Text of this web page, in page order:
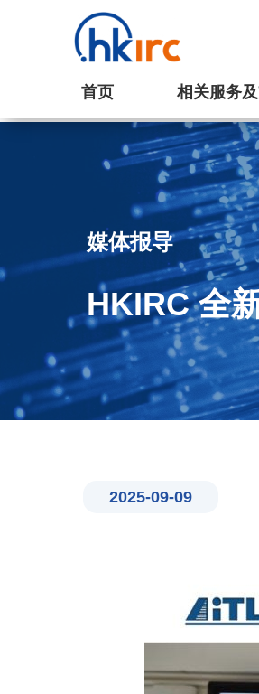
首页 相关服务
媒体报导
HKIRC 全
2025-09-09